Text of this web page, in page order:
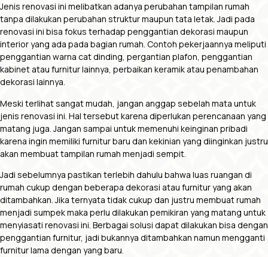
Jenis renovasi ini melibatkan adanya perubahan tampilan rumah
tanpa dilakukan perubahan struktur maupun tata letak. Jadi pada
renovasi ini bisa fokus terhadap penggantian dekorasi maupun
interior yang ada pada bagian rumah. Contoh pekerjaannya meliputi
penggantian warna cat dinding, pergantian plafon, penggantian
kabinet atau furnitur lainnya, perbaikan keramik atau penambahan
dekorasi lainnya.
Meski terlihat sangat mudah, jangan anggap sebelah mata untuk
jenis renovasi ini. Hal tersebut karena diperlukan perencanaan yang
matang juga. Jangan sampai untuk memenuhi keinginan pribadi
karena ingin memiliki furnitur baru dan kekinian yang diinginkan justru
akan membuat tampilan rumah menjadi sempit.
Jadi sebelumnya pastikan terlebih dahulu bahwa luas ruangan di
rumah cukup dengan beberapa dekorasi atau furnitur yang akan
ditambahkan. Jika ternyata tidak cukup dan justru membuat rumah
menjadi sumpek maka perlu dilakukan pemikiran yang matang untuk
menyiasati renovasi ini. Berbagai solusi dapat dilakukan bisa dengan
penggantian furnitur, jadi bukannya ditambahkan namun mengganti
furnitur lama dengan yang baru.